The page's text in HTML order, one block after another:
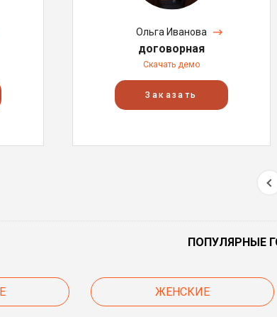
Ольга Иванова
договорная
Скачать демо
Заказать
ПОПУЛЯРНЫЕ
ЖЕНСКИЕ